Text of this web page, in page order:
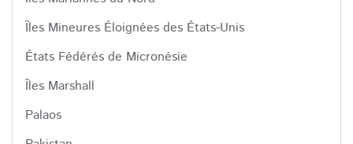
Îles Mineures Éloignées des États-Unis
États Fédérés de Micronésie
Îles Marshall
Palaos